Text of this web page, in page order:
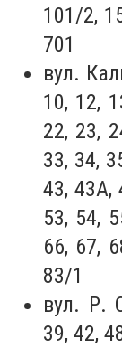
101/2,
701
вул.
10, 12,
22, 23,
33, 34,
43, 43А,
53, 54,
66, 67,
83/1
вул. Р.
39, 42,